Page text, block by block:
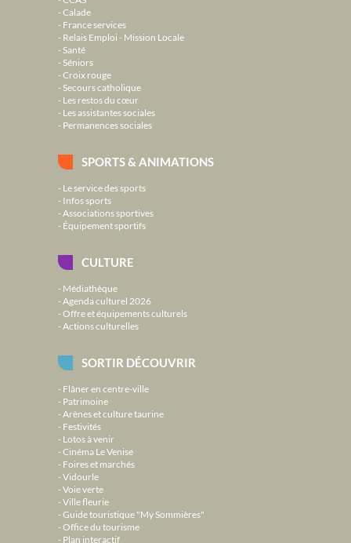
Calade
France services
Relais Emploi - Mission Locale
Santé
Séniors
Croix rouge
Secours catholique
Les restos du cœur
Les assistantes sociales
Permanences sociales
SPORTS & ANIMATIONS
Le service des sports
Infos sports
Associations sportives
Équipement sportifs
CULTURE
Médiathèque
Agenda culturel 2026
Offre et équipements culturels
Actions culturelles
SORTIR DÉCOUVRIR
Flâner en centre-ville
Patrimoine
Arènes et culture taurine
Festivités
Lotos à venir
Cinéma Le Venise
Foires et marchés
Vidourle
Voie verte
Ville fleurie
Guide touristique "My Sommières"
Office du tourisme
Plan interactif